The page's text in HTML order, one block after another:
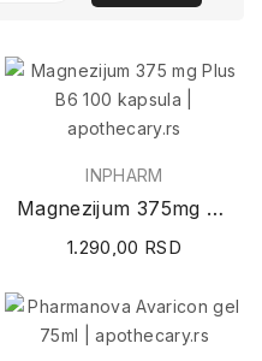
INPHARM
Magnezijum 375mg Plus B6 100 kapsula
1.290,00 RSD